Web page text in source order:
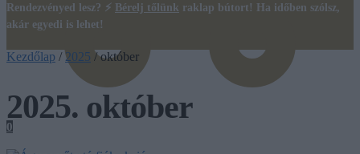
0
Rendezvényed lesz? ⚡ Bérelj tőlünk raklap bútort! Ha időben szólsz,
akár egyedi is lehet!
Kezdőlap / 2025 /október
2025. október